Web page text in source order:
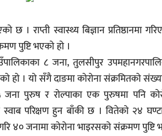
। राप्ती स्वास्थ्य बिज्ञान प्रतिष्ठानमा
पुष्टि भएको हो ।
८ जना, तुलसीपुर
हो । यो सँगै दाङमा कोरोना संक्रमितको
५ जना पुरुष र रोल्पाका एक पुरुषमा पनि
परिक्षण हुन बाँकी छ । वितेको २४
४० जनामा कोरोना भाइरसको संक्रमण